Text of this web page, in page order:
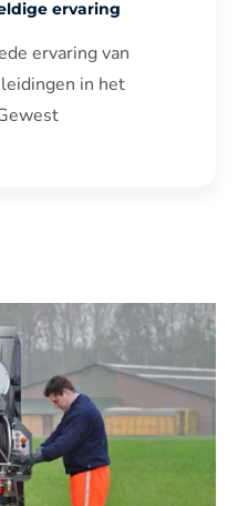
ervaring
ervaring van
in het